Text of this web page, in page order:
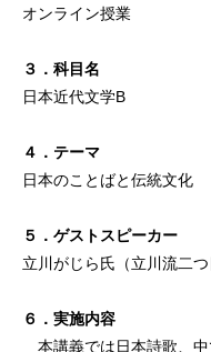
オンライン授業
３．科目名
日本近代文学B
４．テーマ
日本のことばと伝統文化
５．ゲストスピーカー
立川がじら氏（立川流二つ
６．実施内容
本講義では日本詩歌、